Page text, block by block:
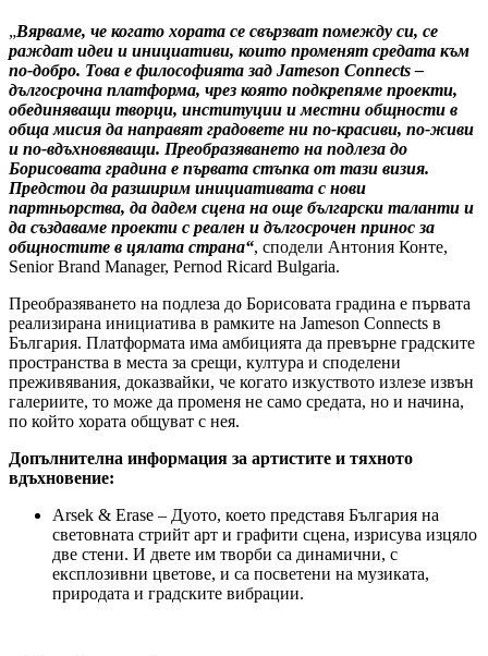
„Вярваме, че когато хората се свързват помежду си, се
раждат идеи и инициативи, които променят средата към
по-добро. Това е философията зад Jameson Connects –
дългосрочна платформа, чрез която подкрепяме проекти,
обединяващи творци, институции и местни общности в
обща мисия да направят градовете ни по-красиви, по-живи
и по-вдъхновяващи. Преобразяването на подлеза до
Борисовата градина е първата стъпка от тази визия.
Предстои да разширим инициативата с нови
партньорства, да дадем сцена на още български таланти и
да създаваме проекти с реален и дългосрочен принос за
общностите в цялата страна“, сподели Антония Конте,
Senior Brand Manager, Pernod Ricard Bulgaria.
Преобразяването на подлеза до Борисовата градина е първата
реализирана инициатива в рамките на Jameson Connects в
България. Платформата има амбицията да превърне градските
пространства в места за срещи, култура и споделени
преживявания, доказвайки, че когато изкуството излезе извън
галериите, то може да променя не само средата, но и начина,
по който хората общуват с нея.
Допълнителна информация за артистите и тяхното
вдъхновение:
Arsek & Erase – Дуото, което представя България на
световната стрийт арт и графити сцена, изрисува изцяло
две стени. И двете им творби са динамични, с
експлозивни цветове, и са посветени на музиката,
природата и градските вибрации.